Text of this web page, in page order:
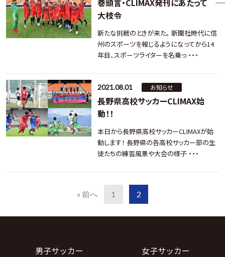
大枝令
新たな挑戦のときが来た。 新聞社時代に信
州のスポーツを報じるようになってから14
年目、スポーツライターを名乗っ ・・・
2021.08.01 お知らせ
長野県高校サッカーCLIMAX始
動！！
本日から長野県高校サッカーCLIMAXが始
動します！ 長野県の各高校サッカー部の生
徒たちの練習風景や大会の様子 ・・・
« 前へ 1 2
男子サッカー
女子サッカー